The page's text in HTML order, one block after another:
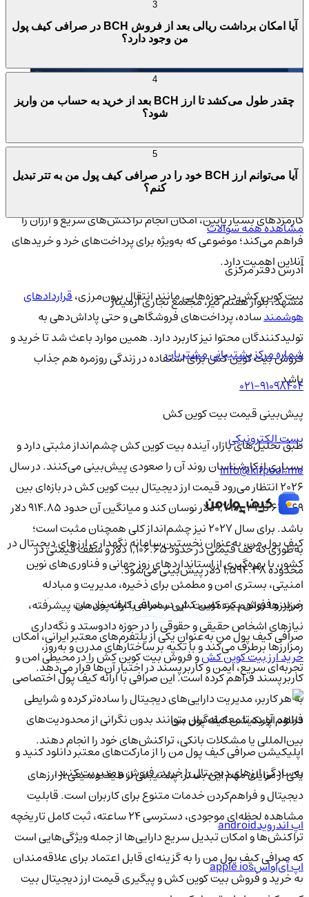
کاربرد بیت کوین کش در بازار ارزهای دیجیتال
بیت کوین کش با هدف اصلی تبدیل‌شدن به یک پول الکترونیکی
سریع و ارزان ایجاد شد و همین ویژگی آن را به گزینه‌ای مناسب برای
تراکنش‌های روزمره تبدیل کرده است. این شبکه با بلاک‌های بزرگ‌تر و
کارمزدهای بسیار پایین، امکان انجام تراکنش‌های سریع و ارزان را
فراهم می‌کند؛ موضوعی که به‌ویژه برای پرداخت‌های خرد و خریدهای
آنلاین اهمیت دارد.
بیت کوین کش در حوزه‌هایی مانند انتقال برون‌مرزی،قراردادهای
هوشمندساده، پرداخت‌های فروشگاهی و حتی پاداش‌دهی به
تولیدکنندگان محتوا نیز کاربرد دارد. همین موارد باعث شد تا خرید و
فروش بیت کوین کش برای استفاده در زندگی روزمره هم جذاب
باشد.
پیش‌بینی قیمت بیت کوین کش
طبق تحلیل‌های بازار، آینده بیت کوین کش چشم‌انداز مثبتی دارد و
بسیاری از کارشناسان روند آن را صعودی پیش‌بینی می‌کنند. در سال
۲۰۲۶ انتظار می‌رود قیمت ارز دیجیتال بیت کوین کش در بازه‌ای بین
۶۳۱.۶۹ تا ۱,۷۴۸.۳۲ دلار نوسان کند و میانگین آن حدود ۹۱۴.۸۵ دلار
باشد. برای سال ۲۰۲۷ نیز چشم‌انداز کلی همچنان مثبت است؛
به‌طوری که کف قیمتی در حدود ۱,۱۰۶.۶۵ دلار و سقف قیمتی در
محدوده ۱,۵۹۴.۳۸ دلار پیش‌بینی می‌شود.
خرید و فروش بیت کوین کش در صرافی کیف پول من
صرافی کیف پول من به‌عنوان یکی از پلتفرم‌های معتبر ایرانی، امکان
خرید ارز بیت کوین کشو فروش بیت کوین کش را در محیطی امن و
کاربرپسند فراهم کرده است. این صرافی با ارائه کیف پول اختصاصی
به هر کاربر، مدیریت دارایی‌های دیجیتال را ساده‌تر کرده و شرایطی
فراهم آورده تا معامله‌گران بتوانند بدون نگرانی از محدودیت‌های
بین‌المللی یا مشکلات بانکی، تراکنش‌های خود را انجام دهند.
یکی از مزایای مهم این بستر، پشتیبانی از طیف وسیعی از ارزهای
دیجیتال و فراهم‌کردن خدمات متنوع برای کاربران است. قابلیت
مشاهده لحظه‌ای موجودی، دسترسی ۲۴ ساعته، ثبت کامل تاریخچه
تراکنش‌ها و امکان تبدیل سریع دارایی‌ها از جمله ویژگی‌هایی است
که صرافی کیف پول من را به گزینه‌ای قابل اعتماد برای علاقه‌مندان
به خرید و فروش بیت کوین کش و پیگیری قیمت ارز دیجیتال بیت
آیا امکان برداشت ریالی بعد از فروش BCH در صرافی کیف پول
من وجود دارد؟
چقدر طول می‌کشد تا ارز BCH بعد از خرید به حساب من واریز
شود؟
آیا می‌توانم ارز BCH خود را در صرافی کیف پول من به تتر تبدیل
کنم؟
مشاهده همه سوالات
آدرس دفتر مرکزی
مشهد، بلوار هفتم تیر، مجتمع تجاری آرمیتاژ
شماره مرکز پشتیبانی مشتریان
021-91098404
پست الکترونیکی
info@kifpool.me
کیف‌ پول من، به‌عنوان نخستین سامانه نگهداری ارزهای دیجیتال در
کشور، با بهره‌گیری از استانداردهای روز جهانی و فناوری‌های نوین
امنیتی، بستری امن و مطمئن برای ذخیره، مدیریت و مبادله
رمزارزها فراهم کرده است. این سامانه با ارائه خدمات پیشرفته،
نیازهای اشخاص حقیقی و حقوقی را در حوزه دادوستد و نگه‌داری
رمزارزها برطرف می‌کند و با تکیه بر ساختارهای مدرن و به‌روز،
تجربه‌ای سریع، ایمن و کاربرپسند در اختیار آن‌ها قرار می‌دهد.
دانلود اپلیکیشن کیف‌ پول من
اپلیکیشن صرافی کیف پول من را از مارکت‌های معتبر دانلود کنید و
به‌سادگی ارزهای دیجیتال را خرید، فروش و مدیریت کنید.
اپ اندرویدandroid
اپ آی‌او‌اسapple ios